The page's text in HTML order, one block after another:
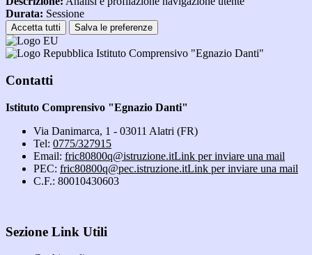
Durata: Sessione
Accetta tutti Salva le preferenze
Istituto Comprensivo "Egnazio Danti"
Contatti
Istituto Comprensivo "Egnazio Danti"
Via Danimarca, 1 - 03011 Alatri (FR)
Tel: 0775/327915
Email: fric80800q@istruzione.itLink per inviare una mail
PEC: fric80800q@pec.istruzione.itLink per inviare una mail
C.F.: 80010430603
Sezione Link Utili